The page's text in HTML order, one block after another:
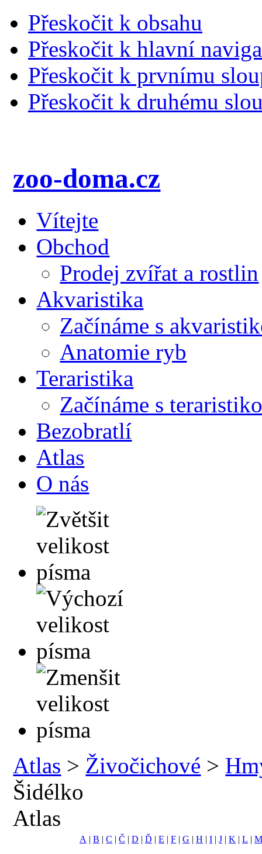
Přeskočit k obsahu
Přeskočit k hlavní
Přeskočit k prvnímu
Přeskočit k druhému
zoo-doma.cz
Vítejte
Obchod
Prodej zvířat a rostlin
Akvaristika
Začínáme s
Anatomie ryb
Teraristika
Začínáme s
Bezobratlí
Atlas
O nás
Atlas > Živočichové >
Šidélko
Atlas
A |B |C |Č |D |Ď |E |F |G |H |I |J |K |L |